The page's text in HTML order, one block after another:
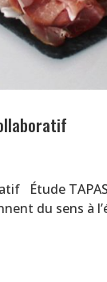
Étude
du sens à